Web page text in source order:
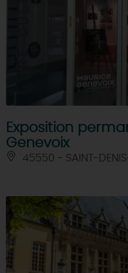
Exposition
Genevoix
45550 - SAINT-